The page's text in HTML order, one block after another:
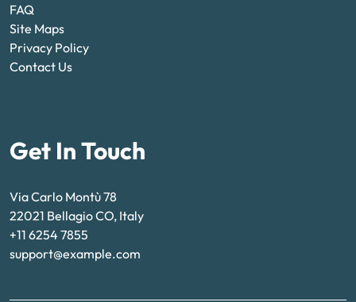
FAQ
Site Maps
Privacy Policy
Contact Us
Get In Touch
Via Carlo Montù 78
22021 Bellagio CO, Italy
+11 6254 7855
support@example.com